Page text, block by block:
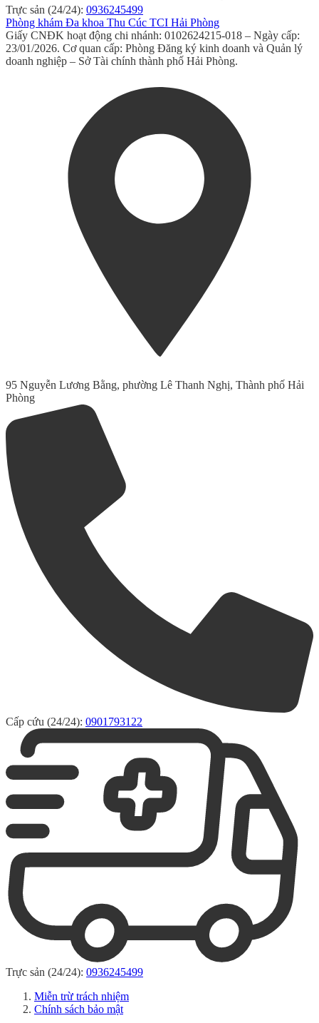
Trực sản (24/24): 0936245499
Phòng khám Đa khoa Thu Cúc TCI Hải Phòng
Giấy CNĐK hoạt động chi nhánh: 0102624215-018 – Ngày cấp:
23/01/2026. Cơ quan cấp: Phòng Đăng ký kinh doanh và Quản lý
doanh nghiệp – Sở Tài chính thành phố Hải Phòng.
95 Nguyễn Lương Bằng, phường Lê Thanh Nghị, Thành phố Hải
Phòng
Cấp cứu (24/24): 0901793122
Trực sản (24/24): 0936245499
Miễn trừ trách nhiệm
Chính sách bảo mật